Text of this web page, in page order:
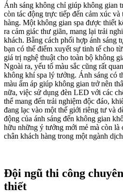
Ánh sáng không chỉ giúp không gian
còn tác động trực tiếp đến cảm xúc
hàng. Một không gian spa được thiết
ra cảm giác thư giãn, mang lại trải
khách. Bằng cách phối hợp ánh sáng
bạn có thể điểm xuyết sự tinh tế cho
giá trị nghệ thuật cho toàn bộ không
Ngoài ra, yếu tố màu sắc cũng rất
không khí spa lý tưởng. Ánh sáng có
màu ấm áp giúp không gian trở nên
nữa, việc sử dụng đèn LED với các
thể mang đến trải nghiệm độc đáo,
đang lạc vào một thế giới riêng tư và
động của ánh sáng đến không gian
hữu những ý tưởng mới mẻ mà còn là
chân khách hàng trong một ngành
Đội ngũ thi công
thiết